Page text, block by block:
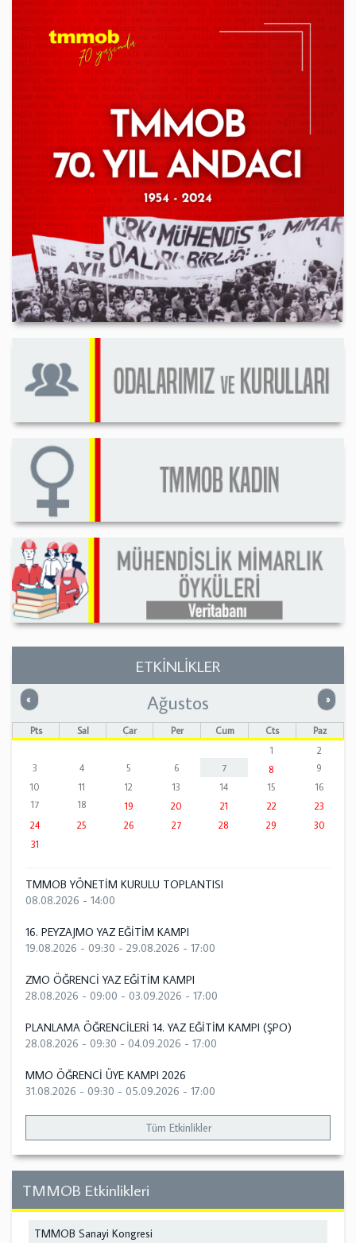
ETKİNLİKLER
« Önceki »
Ağustos
Pts Sal Çar Per Cum Cts
Paz
1
2
3
4 5 6 7 8
9
10
11 12 13 14 15
16
17
18 19 20 21 22
23
24
25 26 27 28 29
30
31
TMMOB YÖNETİM KURULU TOPLANTISI
08.08.2026 - 14:00
16. PEYZAJMO YAZ EĞİTİM KAMPI
19.08.2026 - 09:30 - 29.08.2026 - 17:00
ZMO ÖĞRENCİ YAZ EĞİTİM KAMPI
28.08.2026 - 09:00 - 03.09.2026 - 17:00
PLANLAMA ÖĞRENCİLERİ 14. YAZ EĞİTİM KAMPI (ŞPO)
28.08.2026 - 09:30 - 04.09.2026 - 17:00
MMO ÖĞRENCİ ÜYE KAMPI 2026
31.08.2026 - 09:30 - 05.09.2026 - 17:00
Tüm Etkinlikler
TMMOB Etkinlikleri
TMMOB Sanayi Kongresi